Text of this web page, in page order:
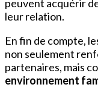
peuvent acquérir
leur relation.
En fin de compte,
non seulement
partenaires, mais
environnement